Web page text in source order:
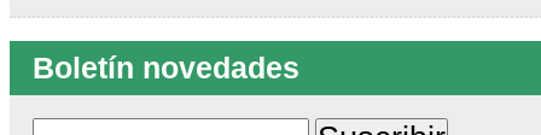
Boletín novedades